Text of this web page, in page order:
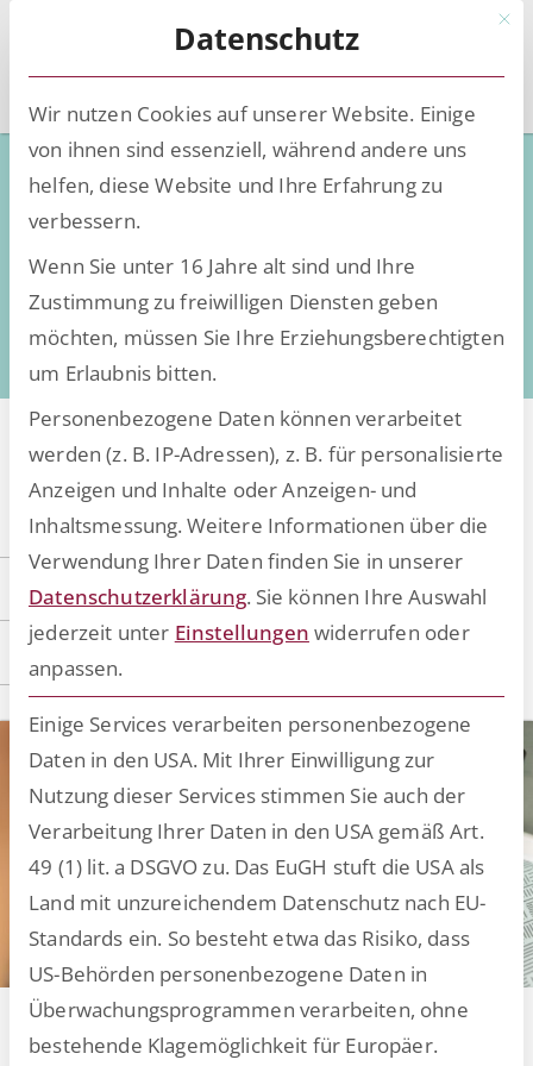
Low-Code - Deep Knowledge
Wissen, Insights und Trends rund um die
daten- und dokumentenintensiver Prozesse
KI im Arbeitsalltag – Fünf
Mit
Datenschutz
Wir nutzen Cookies auf unserer Website. Einige
von ihnen sind essenziell, während andere uns
helfen, diese Website und Ihre Erfahrung zu
verbessern.
Wenn Sie unter 16 Jahre alt sind und Ihre
Zustimmung zu freiwilligen Diensten geben
möchten, müssen Sie Ihre Erziehungsberechtigten
um Erlaubnis bitten.
Personenbezogene Daten können verarbeitet
werden (z. B. IP-Adressen), z. B. für personalisierte
Anzeigen und Inhalte oder Anzeigen- und
Inhaltsmessung. Weitere Informationen über die
Verwendung Ihrer Daten finden Sie in unserer
Datenschutzerklärung. Sie können Ihre Auswahl
jederzeit unter Einstellungen widerrufen oder
anpassen.
Einige Services verarbeiten personenbezogene
Daten in den USA. Mit Ihrer Einwilligung zur
Nutzung dieser Services stimmen Sie auch der
Verarbeitung Ihrer Daten in den USA gemäß Art.
49 (1) lit. a DSGVO zu. Das EuGH stuft die USA als
Land mit unzureichendem Datenschutz nach EU-
Standards ein. So besteht etwa das Risiko, dass
US-Behörden personenbezogene Daten in
Überwachungsprogrammen verarbeiten, ohne
bestehende Klagemöglichkeit für Europäer.